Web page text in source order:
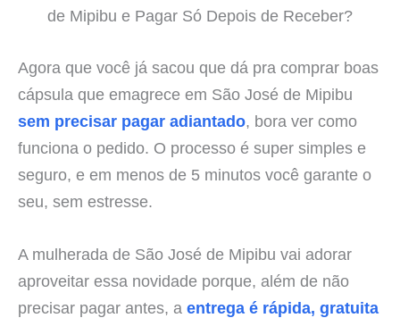
de Mipibu e Pagar Só Depois de Receber?
Agora que você já sacou que dá pra comprar boas
cápsula que emagrece em São José de Mipibu
sem precisar pagar adiantado, bora ver como
funciona o pedido. O processo é super simples e
seguro, e em menos de 5 minutos você garante o
seu, sem estresse.
A mulherada de São José de Mipibu vai adorar
aproveitar essa novidade porque, além de não
precisar pagar antes, a entrega é rápida, gratuita